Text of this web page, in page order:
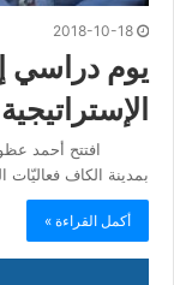
2018-10-18
يوم دراسي
بمدينة الكاف فعاليّات
أكمل القراءة »